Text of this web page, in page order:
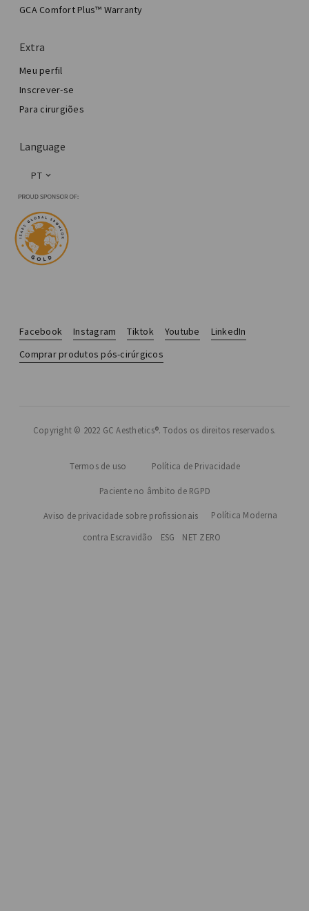
Total Breast Reconstruction™
GCA Comfort Plus™ Warranty
Extra
Meu perfil
Inscrever-se
Para cirurgiões
Language
PT
Facebook Instagram Tiktok Youtube
LinkedIn
Comprar produtos pós-cirúrgicos
Copyright © 2022 GC Aesthetics®. Todos os direitos reservados.
Termos de uso Política de Privacidade
Paciente no âmbito de RGPD
Aviso de privacidade sobre profissionais Política Moderna
contra Escravidão ESG NET ZERO